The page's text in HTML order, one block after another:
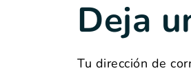
Deja
Tu dirección de